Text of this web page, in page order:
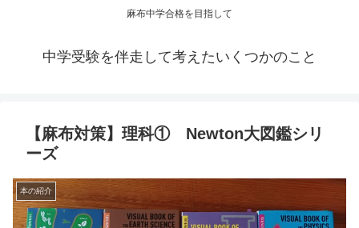
麻布中学合格を目指して
中学受験を伴走して考えたいくつかのこと
【麻布対策】理科① Newton大図鑑シリ
ーズ
本の紹介